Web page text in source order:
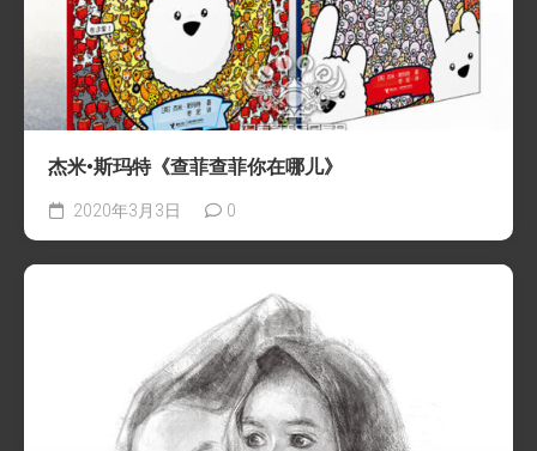
杰米•斯玛特《查菲查菲你在哪儿》
2020年3月3日 0